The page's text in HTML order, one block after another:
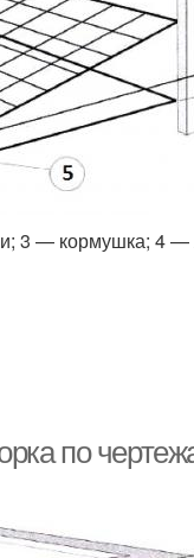
3 — кормушка; 4
по